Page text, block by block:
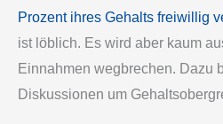
Prozent ihres Gehalts freiwillig
ist löblich. Es wird aber kaum
Einnahmen wegbrechen. Dazu
Diskussionen um